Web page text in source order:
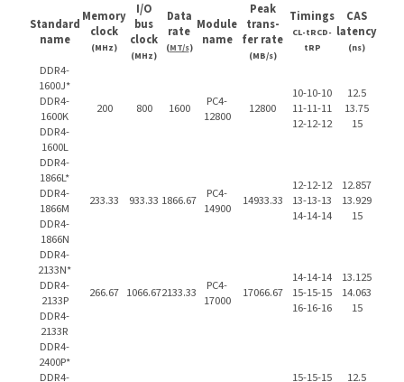
Standard
name
Memory
clock
(MHz)
I/O
bus
clock
(MHz)
Data
rate
(MT/s)
Module
name
Peak
trans-
fer rate
(MB/s)
Timings
CL-tRCD-
tRP
CAS
latency
(ns)
DDR4-
1600J*
DDR4-
1600K
DDR4-
1600L
200 800 1600
PC4-
12800
12800
10-10-10
11-11-11
12-12-12
12.5
13.75
15
DDR4-
1866L*
DDR4-
1866M
DDR4-
1866N
233.33 933.33 1866.67
PC4-
14900
14933.33
12-12-12
13-13-13
14-14-14
12.857
13.929
15
DDR4-
2133N*
DDR4-
2133P
DDR4-
2133R
266.67 1066.672133.33
PC4-
17000
17066.67
14-14-14
15-15-15
16-16-16
13.125
14.063
15
DDR4-
2400P*
DDR4-
15-15-15
12.5